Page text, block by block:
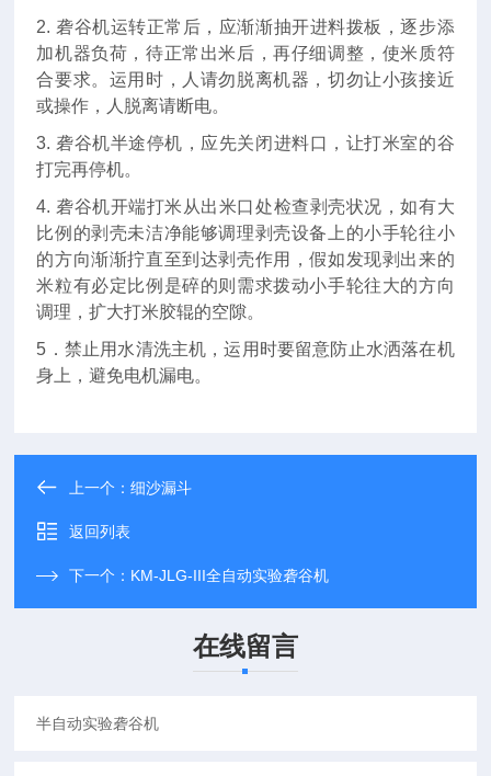
2. 砻谷机运转正常后，应渐渐抽开进料拨板，逐步添
加机器负荷，待正常出米后，再仔细调整，使米质符
合要求。运用时，人请勿脱离机器，切勿让小孩接近
或操作，人脱离请断电。
3. 砻谷机半途停机，应先关闭进料口，让打米室的谷
打完再停机。
4. 砻谷机开端打米从出米口处检查剥壳状况，如有大
比例的剥壳未洁净能够调理剥壳设备上的小手轮往小
的方向渐渐拧直至到达剥壳作用，假如发现剥出来的
米粒有必定比例是碎的则需求拨动小手轮往大的方向
调理，扩大打米胶辊的空隙。
5．禁止用水清洗主机，运用时要留意防止水洒落在机
身上，避免电机漏电。
上一个：细沙漏斗
返回列表
下一个： KM-JLG-III全自动实验砻谷机
在线留言